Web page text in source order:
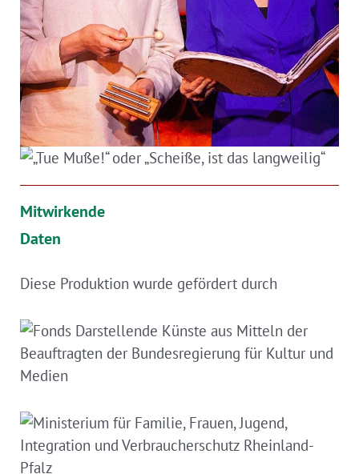
Mitwirkende
Daten
Diese Produktion wurde gefördert durch